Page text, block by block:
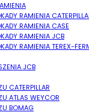
RAMIENIA
RAMIENIA CASE
RAMIENIA JCB
RAMIENIA TEREX-
JCB
CATERPILLAR
ATLAS WEYCOR
BOMAG